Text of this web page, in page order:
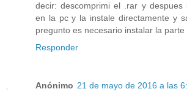
decir: descomprimi el .rar y despues
en la pc y la instale directamente y
pregunto es necesario instalar la parte
Responder
Anónimo 21 de mayo de 2016 a las